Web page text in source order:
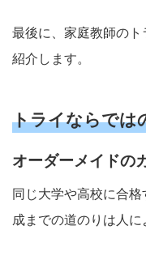
最後に、家庭教師の
紹介します。
トライならでは
オーダーメイドの
同じ大学や高校に合
成までの道のりは人に